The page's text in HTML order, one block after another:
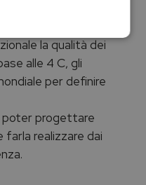
Tutti i diamanti sono
la qualità dei
alle 4 C, gli
per definire
poter progettare
realizzare dai